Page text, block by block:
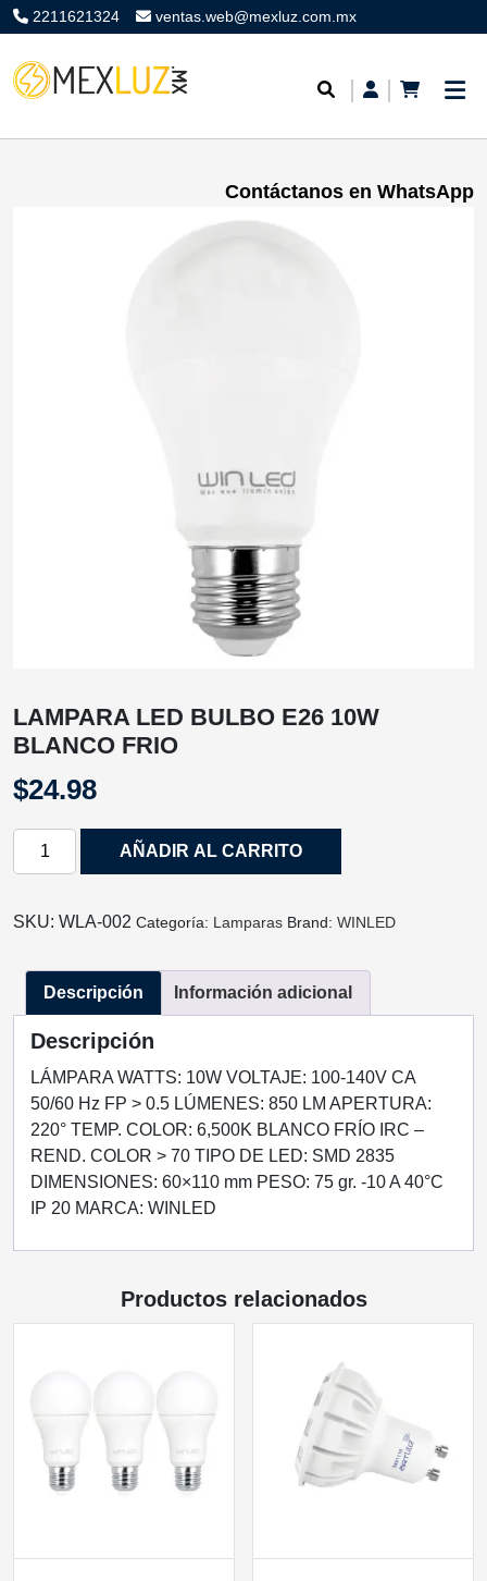
2211621324 ventas.web@mexluz.com.mx
Contáctanos en WhatsApp
LAMPARA LED BULBO E26 10W
BLANCO FRIO
$24.98
LAMPARA
E26
BLANCO
FRIO
cantidad
AÑADIR AL CARRITO
SKU: WLA‐002 Categoría: Lamparas Brand: WINLED
Descripción Información adicional
Descripción
LÁMPARA WATTS: 10W VOLTAJE: 100-140V CA
50/60 Hz FP > 0.5 LÚMENES: 850 LM APERTURA:
220° TEMP. COLOR: 6,500K BLANCO FRÍO IRC –
REND. COLOR > 70 TIPO DE LED: SMD 2835
DIMENSIONES: 60×110 mm PESO: 75 gr. -10 A 40°C
IP 20 MARCA: WINLED
Productos relacionados